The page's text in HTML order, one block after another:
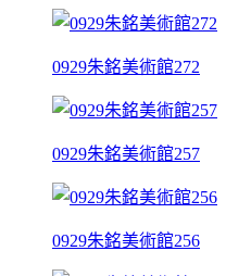
0929朱銘美術館272
0929朱銘美術館257
0929朱銘美術館256